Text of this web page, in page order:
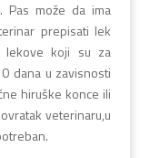
Pas može da ima
prepisati lek
lekove koji su za
dana u zavisnosti
hiruške konce ili
veterinaru,u